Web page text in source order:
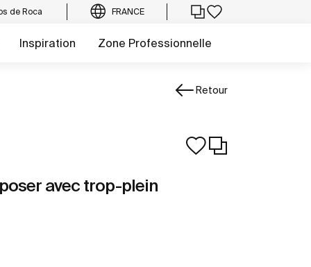
de Roca FRANCE
Inspiration Zone Professionnelle
Retour
avec trop-plein